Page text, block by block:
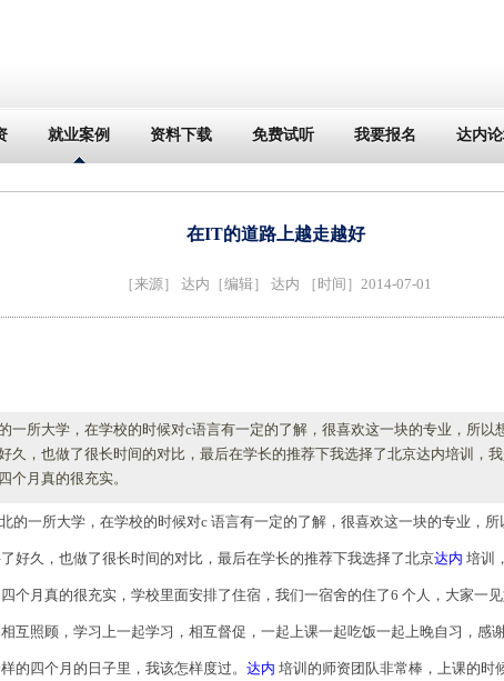
就业案例 资料下载 免费试听 我要报名 达内
在IT的道路上越走越好
［来源］ 达内 ［编辑］ 达内 ［时间］2014-07-01
一所大学，在学校的时候对c语言有一定的了解，很喜欢这一块的专业，所以
久，也做了很长时间的对比，最后在学长的推荐下我选择了北京达内培训，我
个月真的很充实。
的一所大学，在学校的时候对c 语言有一定的了解，很喜欢这一块的专业，
好久，也做了很长时间的对比，最后在学长的推荐下我选择了北京达内 培训
个月真的很充实，学校里面安排了住宿，我们一宿舍的住了6 个人，大家一
互照顾，学习上一起学习，相互督促，一起上课一起吃饭一起上晚自习，感
的四个月的日子里，我该怎样度过。 达内 培训的师资团队非常棒，上课的时